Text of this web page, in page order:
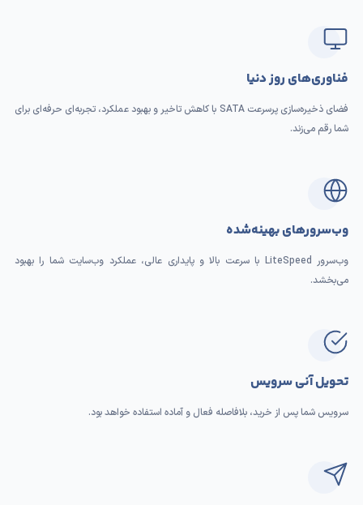
فناوری‌های روز دنیا
فضای ذخیره‌سازی پرسرعت SATA با کاهش تاخیر و بهبود عملکرد، تجربه‌ای حرفه‌ای برای
شما رقم می‌زند.
وب‌سرورهای بهینه‌شده
وب‌سرور LiteSpeed با سرعت بالا و پایداری عالی، عملکرد وب‌سایت شما را بهبود
می‌بخشد.
تحویل آنی سرویس
سرویس شما پس از خرید، بلافاصله فعال و آماده استفاده خواهد بود.